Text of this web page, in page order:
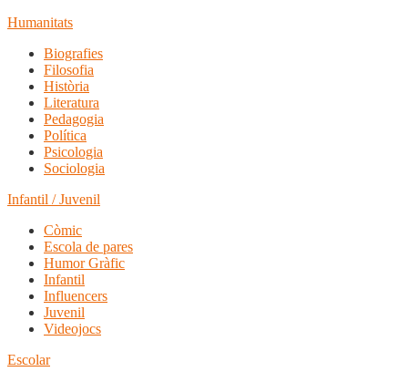
Humanitats
Biografies
Filosofia
Història
Literatura
Pedagogia
Política
Psicologia
Sociologia
Infantil / Juvenil
Còmic
Escola de pares
Humor Gràfic
Infantil
Influencers
Juvenil
Videojocs
Escolar